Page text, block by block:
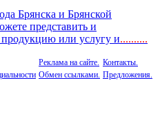
Брянска и Брянской
представить и
или услугу и..........
Реклама на сайте.
Обмен ссылками.
Контакты.
Предложения.